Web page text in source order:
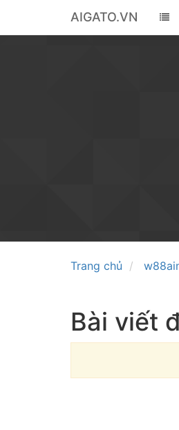
AIGATO.VN
Trang chủ
Bài viết